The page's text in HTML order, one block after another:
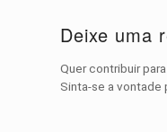
Deixe uma
Quer contribuir
Sinta-se a vontade